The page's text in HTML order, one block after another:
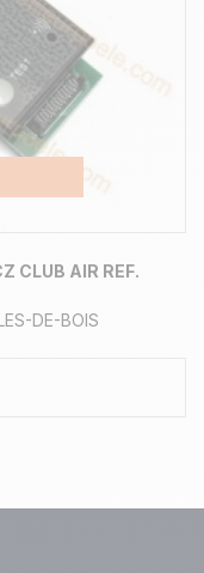
CLUB AIR REF.
DE-BOIS